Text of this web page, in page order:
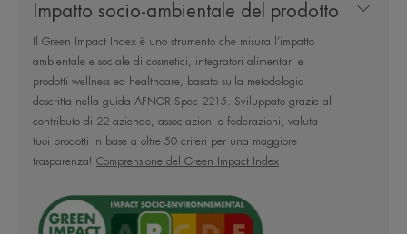
La sua consistenza fresca e leggera presenta una
fragranza floreale delicata e dona comfort alla
pelle. Buona base per il trucco.
Hyaluron Activ B3 Aqua Gel-Crema rigenerazione
cellulare è un trattamento viso che contiene il 91%
di origine animale, in un vaso in vetro ricaricabile.
Impatto socio-ambientale del prodotto
Il Green Impact Index è uno strumento che misura l’impatto
ambientale e sociale di cosmetici, integratori alimentari e
prodotti wellness ed healthcare, basato sulla metodologia
descritta nella guida AFNOR Spec 2215. Sviluppato grazie al
contributo di 22 aziende, associazioni e federazioni, valuta i
tuoi prodotti in base a oltre 50 criteri per una maggiore
trasparenza! Comprensione del Green Impact Index